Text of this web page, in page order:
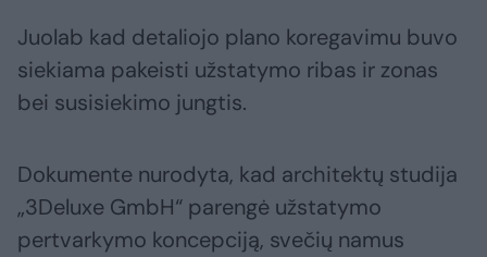
Juolab kad detaliojo plano koregavimu buvo
siekiama pakeisti užstatymo ribas ir zonas
bei susisiekimo jungtis.
Dokumente nurodyta, kad architektų studija
„3Deluxe GmbH“ parengė užstatymo
pertvarkymo koncepciją, svečių namus